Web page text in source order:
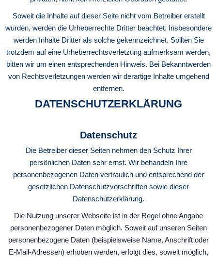
Soweit die Inhalte auf dieser Seite nicht vom Betreiber erstellt
wurden, werden die Urheberrechte Dritter beachtet. Insbesondere
werden Inhalte Dritter als solche gekennzeichnet. Sollten Sie
trotzdem auf eine Urheberrechtsverletzung aufmerksam werden,
bitten wir um einen entsprechenden Hinweis. Bei Bekanntwerden
von Rechtsverletzungen werden wir derartige Inhalte umgehend
entfernen.
DATENSCHUTZERKLÄRUNG
Datenschutz
Die Betreiber dieser Seiten nehmen den Schutz Ihrer
persönlichen Daten sehr ernst. Wir behandeln Ihre
personenbezogenen Daten vertraulich und entsprechend der
gesetzlichen Datenschutzvorschriften sowie dieser
Datenschutzerklärung.
Die Nutzung unserer Webseite ist in der Regel ohne Angabe
personenbezogener Daten möglich. Soweit auf unseren Seiten
personenbezogene Daten (beispielsweise Name, Anschrift oder
E-Mail-Adressen) erhoben werden, erfolgt dies, soweit möglich,